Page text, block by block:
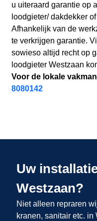
u uiteraard garantie op
loodgieter/ dakdekker
Afhankelijk van de
te verkrijgen garantie.
sowieso altijd recht op
loodgieter Westzaan
Voor de lokale
8080142
Uw
Westzaan?
Niet alleen repraren
kranen, sanitair etc.